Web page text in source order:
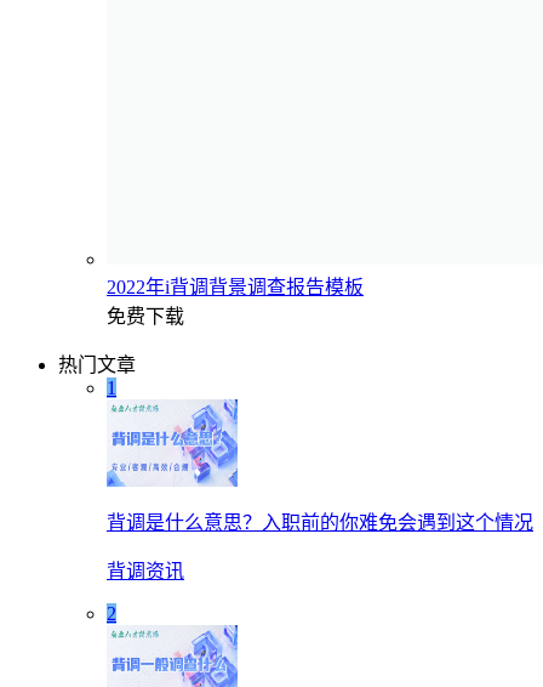
2022年i背调背景调查报告模板
免费下载
热门文章
1
背调是什么意思？入职前的你难免会遇到这个情况
背调资讯
2